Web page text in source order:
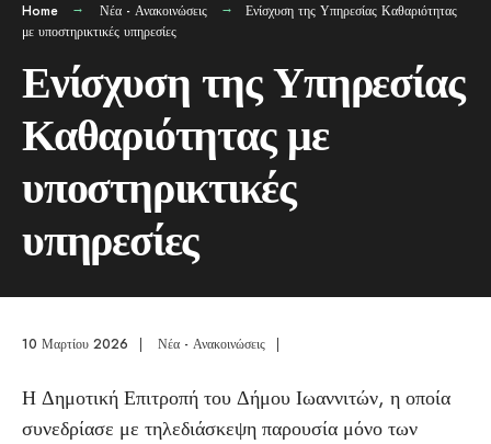
Home Νέα - Ανακοινώσεις
Ενίσχυση της Υπηρεσίας Καθαριότητας
με υποστηρικτικές υπηρεσίες
Ενίσχυση της Υπηρεσίας
Καθαριότητας με
υποστηρικτικές
υπηρεσίες
10 Μαρτίου 2026 | Νέα - Ανακοινώσεις |
Η Δημοτική Επιτροπή του Δήμου Ιωαννιτών, η οποία
συνεδρίασε με τηλεδιάσκεψη παρουσία μόνο των